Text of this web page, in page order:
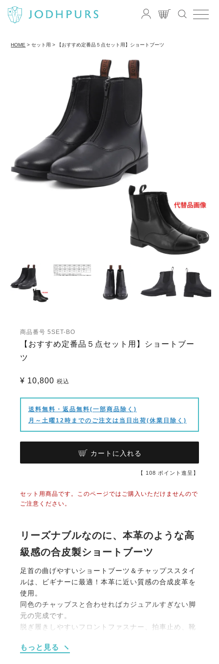
HOME セット用 【おすすめ定番品５点セット用】ショートブーツ
商品番号 5SET-BO
【おすすめ定番品５点セット用】ショートブー
ツ
¥ 10,800 税込
送料無料・返品無料(一部商品除く)
月～土曜12時までのご注文は当日出荷(休業日除く)
カートに入れる
【 108 ポイント進呈】
セット用商品です。このページではご購入いただけませんので
ご注意ください。
リーズナブルなのに、本革のような高
級感の合皮製ショートブーツ
足首の曲げやすいショートブーツ＆チャップススタイ
ルは、ビギナーに最適！本革に近い質感の合成皮革を
使用。
同色のチャップスと合わせればカジュアルすぎない脚
元の完成です。
脱ぎ履きしやすいフロントファスナー、拍車止め、靴
お手入れしやすいのも嬉しいポイント。
もっと見る